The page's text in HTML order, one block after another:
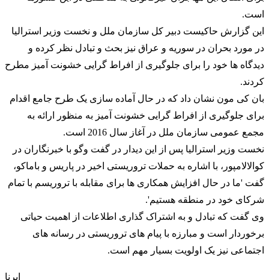
است.
این گزارش حاکیست دبیر کل سازمان ملل و نخست وزیر
استرالیا
در مورد بحران در سوریه و عراق نیز بحث و تبادل نظر کرده و
دیدگاه ها خود را برای جلوگیری از افراط گرایی خشونت آمیز مطرح
کردند.
بان کی مون نشان داد که در حال آماده سازی یک طرح جامع اقدام
برای جلوگیری از افراط گرایی خشونت آمیز به منظور ارائه به
مجمع عمومی سازمان ملل در آغاز سال 2016 است.
نخست وزیر
استرالیا پس از این دیدار در گفت وگو با خبرنگاران در
کوالالامپور، با اشاره به حملات تروریستی اخیر در پاریس و باماکو،
گفت 'ما در حال افزایش همکاری ها برای مقابله با تروریسم با تمام
شرکای خود در منطقه هستیم'.
وی گفت که تبادل و به اشتراک گذاری اطلاعات از اهمیت حیاتی
برخوردار است و مبارزه با پیام های تروریستی در رسانه های
اجتماعی نیز یک اولویت بسیار مهم است.
ایرنا